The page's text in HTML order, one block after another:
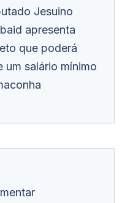
Jesuino
apresenta
que poderá
um salário mínimo